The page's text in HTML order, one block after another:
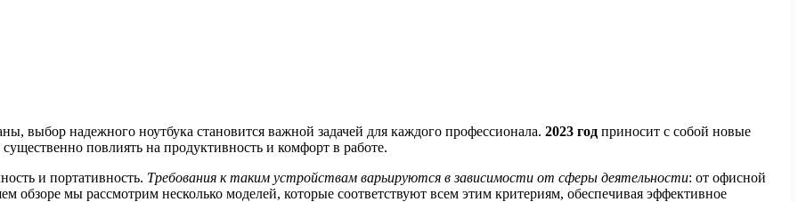
выбор надежного ноутбука становится важной задачей для каждого профессионала. 2023 год приносит с собой новые
повлиять на продуктивность и комфорт в работе.
и портативность. Требования к таким устройствам варьируются в зависимости от сферы деятельности: от офисной
обзоре мы рассмотрим несколько моделей, которые соответствуют всем этим критериям, обеспечивая эффективное